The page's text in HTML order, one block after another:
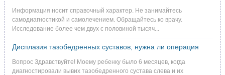
Информация носит справочный характер. Не занимайтесь
самодиагностикой и самолечением. Обращайтесь ко врачу.
Исследование более чем двух с половиной тысяч...
Дисплазия тазобедренных суставов, нужна ли операция
Вопрос Здравствуйте! Моему ребенку было 6 месяцев, когда
диагностировали вывих тазобедренного сустава слева и их